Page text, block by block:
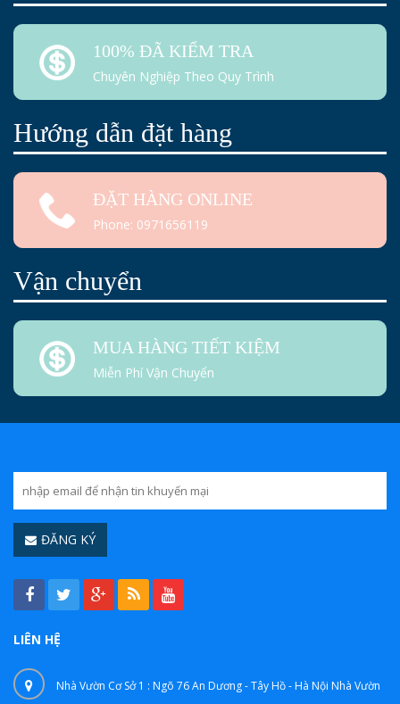
100% ĐÃ KIỂM TRA
Chuyên Nghiệp Theo Quy Trình
Hướng dẫn đặt hàng
ĐẶT HÀNG ONLINE
Phone: 0971656119
Vận chuyển
MUA HÀNG TIẾT KIỆM
Miễn Phí Vận Chuyển
ĐĂNG KÝ
LIÊN HỆ
Nhà Vườn Cơ Sở 1 : Ngõ 76 An Dương - Tây Hồ - Hà Nội Nhà Vườn